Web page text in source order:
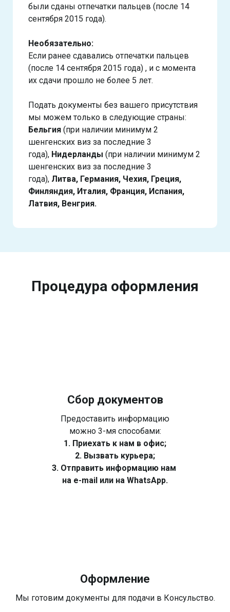
были сданы отпечатки пальцев (после 14
сентября 2015 года).
Необязательно:
Если ранее сдавались отпечатки пальцев
(после 14 сентября 2015 года) , и с момента
их сдачи прошло не более 5 лет.
Подать документы без вашего присутствия
мы можем только в следующие страны:
Бельгия (при наличии минимум 2
шенгенских виз за последние 3
года), Нидерланды (при наличии минимум 2
шенгенских виз за последние 3
года), Литва, Германия, Чехия, Греция,
Финляндия, Италия, Франция, Испания,
Латвия, Венгрия.
Процедура оформления
Сбор документов
Предоставить информацию
можно 3-мя способами:
1. Приехать к нам в офис;
2. Вызвать курьера;
3. Отправить информацию нам
на e-mail или на WhatsApp.
Оформление
Мы готовим документы для подачи в Консульство.